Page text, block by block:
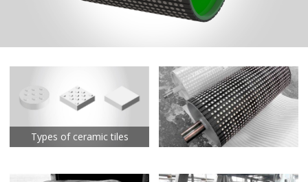
Types of ceramic tiles